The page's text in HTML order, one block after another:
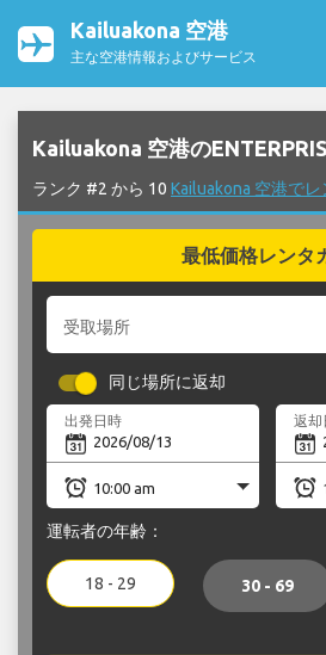
Kailuakona 空港
主な空港情報およびサービス
Kailuakona 空港の
ランク #2 から 10 Kailuakona 空港で
最低価格レンタ
受取場所
同じ場所に返却
出発日時 返却
運転者の年齢：
18 - 29 30 - 69